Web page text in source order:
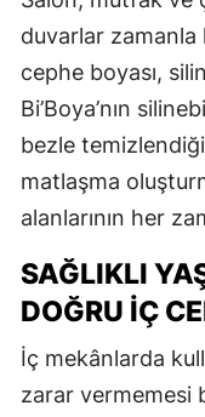
duvarlar zamanla
cephe boyası,
Bi’Boya’nın
bezle
matlaşma
alanlarının her
SAĞLIKLI
DOĞRU İÇ
İç mekânlarda
zarar vermemesi